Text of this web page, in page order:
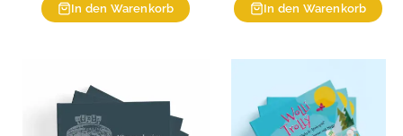
In den Warenkorb In den Warenkorb